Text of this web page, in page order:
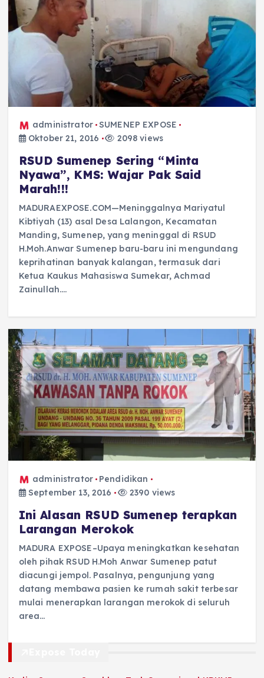
administrator SUMENEP EXPOSE
Oktober 21, 2016
2098 views
RSUD Sumenep Sering “Minta
Nyawa”, KMS: Wajar Pak Said
Marah!!!
MADURAEXPOSE.COM—Meninggalnya Mariyatul
Kibtiyah (13) asal Desa Lalangon, Kecamatan
Manding, Sumenep, yang meninggal di RSUD
H.Moh.Anwar Sumenep baru-baru ini mengundang
keprihatinan banyak kalangan, termasuk dari
Ketua Kaukus Mahasiswa Sumekar, Achmad
Zainullah.…
administrator
Pendidikan
September 13, 2016
2390 views
Ini Alasan RSUD Sumenep terapkan
Larangan Merokok
MADURA EXPOSE–Upaya meningkatkan kesehatan
oleh pihak RSUD H.Moh Anwar Sumenep patut
diacungi jempol. Pasalnya, pengunjung yang
datang membawa pasien ke rumah sakit terbesar
mulai menerapkan larangan merokok di seluruh
area…